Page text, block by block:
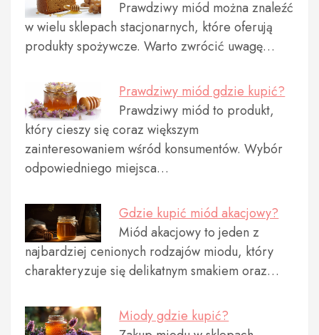
Prawdziwy miód można znaleźć
w wielu sklepach stacjonarnych, które oferują
produkty spożywcze. Warto zwrócić uwagę…
Prawdziwy miód gdzie kupić?
Prawdziwy miód to produkt,
który cieszy się coraz większym
zainteresowaniem wśród konsumentów. Wybór
odpowiedniego miejsca…
Gdzie kupić miód akacjowy?
Miód akacjowy to jeden z
najbardziej cenionych rodzajów miodu, który
charakteryzuje się delikatnym smakiem oraz…
Miody gdzie kupić?